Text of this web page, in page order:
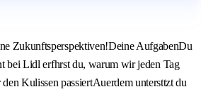
Zukunftsperspektiven!Deine AufgabenDu
bei Lidl erfhrst du, warum wir jeden Tag
Kulissen passiertAuerdem untersttzt du